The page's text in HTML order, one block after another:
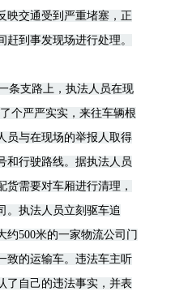
映交通受到严重堵塞，正
到事发现场进行处理。
条支路上，执法人员在现
个严严实实，来往车辆根
员与在现场的举报人取得
和行驶路线。据执法人员
需要对车厢进行清理，
。执法人员立刻驱车追
约500米的一家物流公司门
致的运输车。违法车主听
了自己的违法事实，并表